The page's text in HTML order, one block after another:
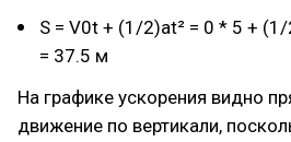
S = V0t + (1/2)at² = 0 * 5 +
= 37.5 м
На графике ускорения видно
движение по вертикали,